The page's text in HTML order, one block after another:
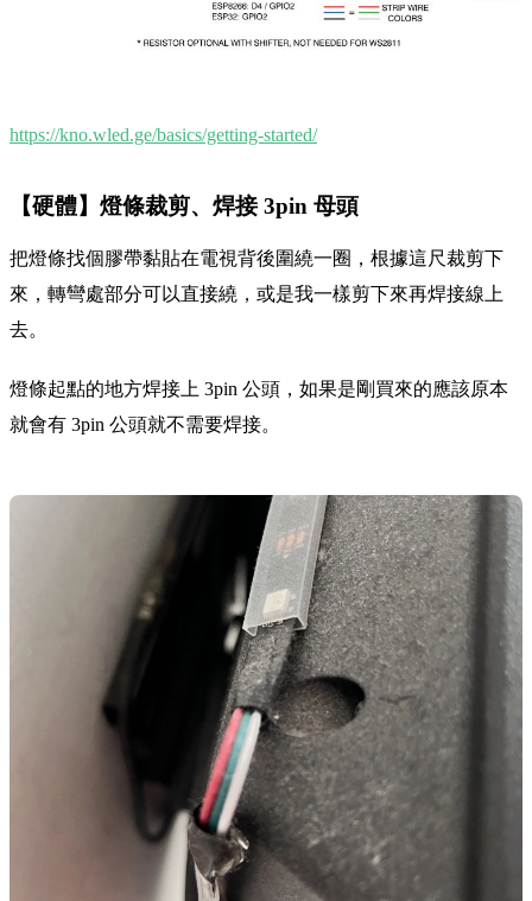
https://kno.wled.ge/basics/getting-started/
【硬體】燈條裁剪、焊接 3pin 母頭
把燈條找個膠帶黏貼在電視背後圍繞一圈，根據這尺裁剪下
來，轉彎處部分可以直接繞，或是我一樣剪下來再焊接線上
去。
燈條起點的地方焊接上 3pin 公頭，如果是剛買來的應該原本
就會有 3pin 公頭就不需要焊接。